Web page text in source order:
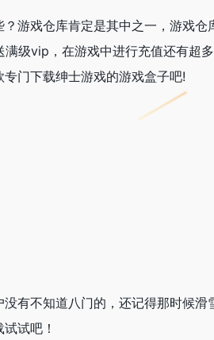
游戏仓库肯定是其中之一，游戏
级vip，在游戏中进行充值还有超
门下载绅士游戏的游戏盒子吧!
有不知道八门的，还记得那时候
试吧！